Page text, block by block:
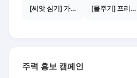
[씨앗 심기] 가이드보기 - 매체별 활동 가이드 [물주기] 프리미엄 테스트 통과하기
주력 홍보 캠페인